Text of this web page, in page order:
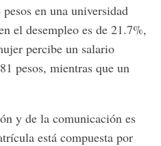
en una universidad
el desempleo es de 21.7%,
percibe un salario
pesos, mientras que un
y de la comunicación es
está compuesta por